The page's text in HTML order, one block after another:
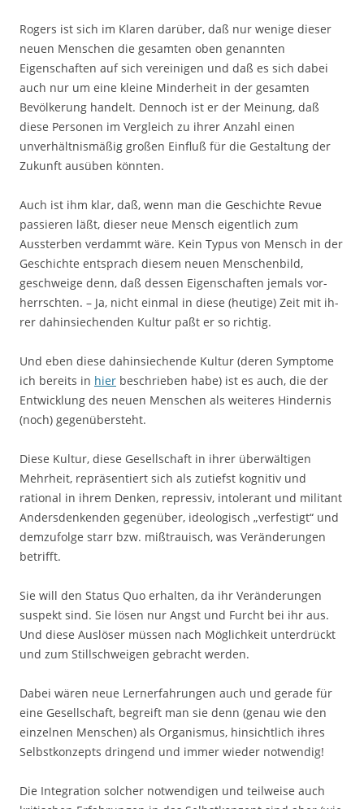
Rogers ist sich im Klaren darüber, daß nur wenige dieser
neuen Menschen die ge­samten oben ge­nannten
Eigenschaften auf sich vereinigen und daß es sich dabei
auch nur um eine kleine Minder­heit in der gesamten
Bevölkerung handelt. Dennoch ist er der Mei­nung, daß
diese Personen im Vergleich zu ihrer Anzahl einen
unverhältnis­mäßig gro­ßen Ein­fluß für die Gestaltung der
Zukunft ausüben könnten.
Auch ist ihm klar, daß, wenn man die Geschichte Revue
passieren läßt, dieser neue Mensch eigentlich zum
Aussterben verdammt wäre. Kein Typus von Mensch in der
Geschichte entsprach diesem neuen Menschenbild,
geschweige denn, daß dessen Ei­genschaften jemals vor­
herrschten. – Ja, nicht einmal in diese (heutige) Zeit mit ih­
rer da­hinsiechenden Kultur paßt er so richtig.
Und eben diese dahinsiechende Kultur (deren Symptome
ich bereits in hier be­schrieben ha­be) ist es auch, die der
Entwicklung des neuen Men­schen als weiteres Hindernis
(noch) gegen­übersteht.
Diese Kultur, diese Gesellschaft in ihrer überwältigen
Mehrheit, repräsentiert sich als zutiefst ko­gnitiv und
rational in ihrem Denken, repressiv, intolerant und militant
An­dersdenkenden gegenüber, ideologisch „verfestigt“ und
demzufolge starr bzw. miß­trauisch, was Veränderungen
betrifft.
Sie will den Status Quo erhalten, da ihr Veränderungen
suspekt sind. Sie lösen nur Angst und Furcht bei ihr aus.
Und diese Auslöser müssen nach Möglichkeit unter­drückt
und zum Stillschweigen gebracht werden.
Dabei wären neue Lernerfahrungen auch und gerade für
eine Gesellschaft, begreift man sie denn (genau wie den
einzelnen Menschen) als Organismus, hinsichtlich ih­res
Selbst­konzepts dringend und immer wieder notwendig!
Die Integration solcher notwendigen und teilweise auch